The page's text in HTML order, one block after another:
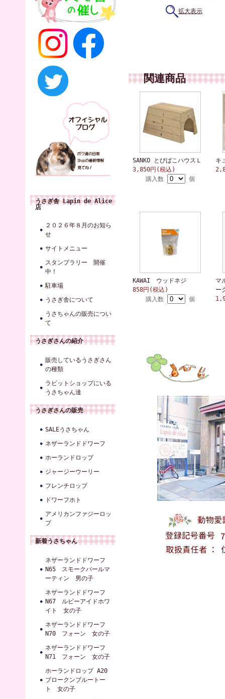
うさぎ舎 Lapin de Alice
店
２０２６年８月のお知ら
せ
サイトメニュー
スタンプラリー 開催
中！
駐車場
うさぎ舎について
うさちゃんの販売につい
て
うさぎさんの紹介
販売しているうさぎさん
の種類
ラビットショップにいる
うさちゃん達
うさぎさんの販売
SALEうさちゃん
ネザーランドドワーフ
ホーランドロップ
ジャージーウーリー
フレンチロップ
ドワーフホト
アメリカンファジーロッ
プ
新着うさちゃん
ネザーランドドワーフ
N65 スモークパールマ
ーティン 男の子
ネザーランドドワーフ
N67 ルビーアイドホワ
イト 女の子
ネザーランドドワーフ
N70 フォーン 女の子
ネザーランドドワーフ
N71 フォーン 女の子
ホーランドロップ A20
ブロークンブルートー
ト 女の子
拡大表示
関連商品
SANKO とびばこハウスＬ
3,850円(税込)
購入数
個
キ
KAWAI ウッドネジ
858円(税込)
購入数
個
マ
ー